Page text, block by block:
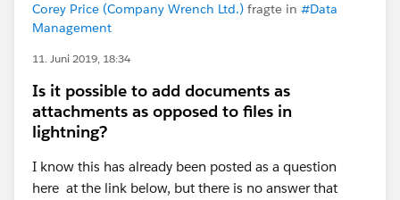
Corey Price (Company Wrench Ltd.) fragte in #Data
Management
11. Juni 2019, 18:34
Is it possible to add documents as
attachments as opposed to files in
lightning?
I know this has already been posted as a question
here at the link below, but there is no answer that